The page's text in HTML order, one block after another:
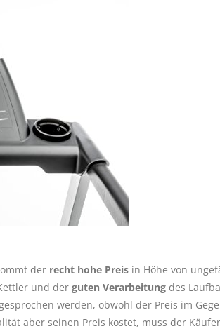
der recht hohe Preisin Höhe von
und der guten Verarbeitungdes
werden, obwohl der Preis im
aber seinen Preis kostet, muss der Käufer